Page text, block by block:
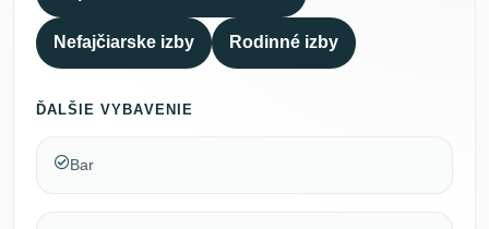
Nefajčiarske izby Rodinné izby
ĎALŠIE VYBAVENIE
Bar